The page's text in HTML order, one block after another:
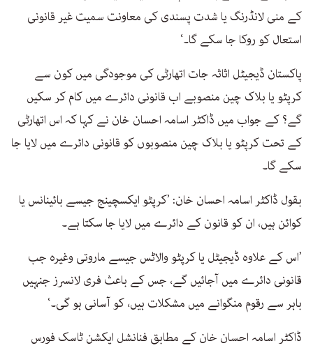
کے منی لانڈرنگ یا شدت پسندی کی معاونت سمیت غیر قانونی
استعال کو روکا جا سکے گا۔‘
پاکستان ڈیجیٹل اثاثہ جات اتھارٹی کی موجودگی میں کون سے
کرپٹو یا بلاک چین منصوبے اب قانونی دائرے میں کام کر سکیں
گے؟ کے جواب میں ڈاکٹر اسامہ احسان خان نے کہا کہ اس اتھارٹی
کے تحت کرپٹو یا بلاک چین منصوبوں کو قانونی دائرے میں لایا جا
سکے گا۔
بقول ڈاکٹر اسامہ احسان خان: ’کرپٹو ایکسچینج جیسے بائینانس یا
کوائن ہیں، ان کو قانون کے دائرے میں لایا جا سکتا ہے۔
’اس کے علاوہ ڈیجیٹل یا کرپٹو والاٹس جیسے ماروتی وغیرہ جب
قانونی دائرے میں آجائیں گے، جس کے باعث فری لانسرز جنہیں
باہر سے رقوم منگوانے میں مشکلات ہیں، کو آسانی ہو گی۔‘
ڈاکٹر اسامہ احسان خان کے مطابق فنانشل ایکشن ٹاسک فورس